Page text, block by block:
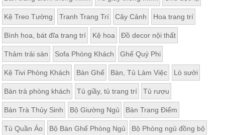
Khách
Sofa,
tủ
rượu,
Bàn
Nội
Thất
Phòng
Ngủ
Giường
ngủ, tủ
áo, bàn
trang
Kệ Treo Tường Tranh Trang Trí Cây Cảnh Hoa trang trí
Bình hoa, bát đĩa trang trí Kệ hoa Đồ decor nội thất
Thảm trải sàn Sofa Phòng Khách Ghế Quý Phi
Kệ Tivi Phòng Khách Bàn Ghế Bàn, Tủ Làm Việc Lò sưởi
Bàn trà phòng khách Tủ giầy, tủ trang trí Tủ rượu
Bàn Trà Thủy Sinh Bộ Giường Ngủ Bàn Trang Điểm
Tủ Quần Áo Bộ Bàn Ghế Phòng Ngủ Bộ Phòng ngủ đồng bộ